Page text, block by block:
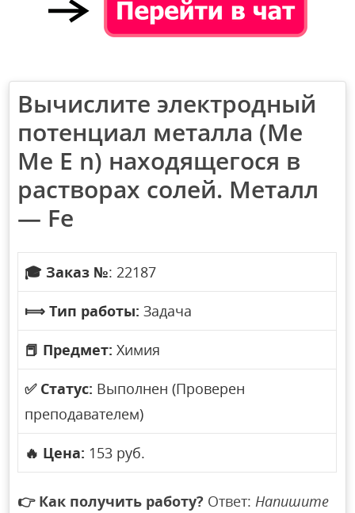
Вычислите электродный
потенциал металла (Me
Me E n) находящегося в
растворах солей. Металл
— Fe
🎓 Заказ №: 22187
⟾ Тип работы: Задача
📕 Предмет: Химия
✅ Статус: Выполнен (Проверен
преподавателем)
🔥 Цена: 153 руб.
👉 Как получить работу? Ответ:Напишите